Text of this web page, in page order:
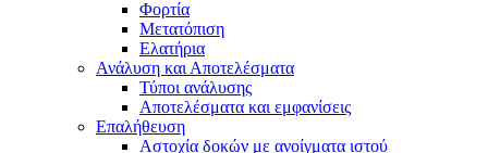
Φορτία
Μετατόπιση
Ελατήρια
Ανάλυση και Αποτελέσματα
Τύποι ανάλυσης
Αποτελέσματα και εμφανίσεις
Επαλήθευση
Αστοχία δοκών με ανοίγματα ιστού